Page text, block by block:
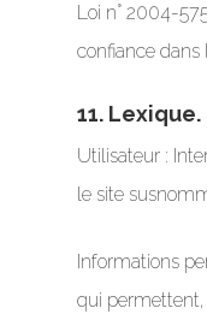
Loi n° 2004-
confiance dans
11. Lexique.
Utilisateur :
le site
Informations
qui